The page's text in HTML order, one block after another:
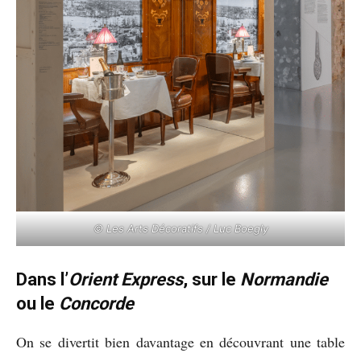
© Les Arts Décoratifs / Luc Boegly
Dans l’Orient Express, sur le Normandie
ou le Concorde
On se divertit bien davantage en découvrant une table